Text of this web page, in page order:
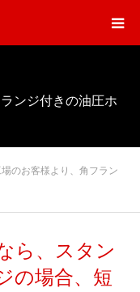
ンジ付きの油圧ホ
のお客様より、角フラン
ら、スタン
の場合、短